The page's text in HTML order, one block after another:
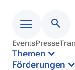
Menü
EventsPresse
Themen
Förderungen